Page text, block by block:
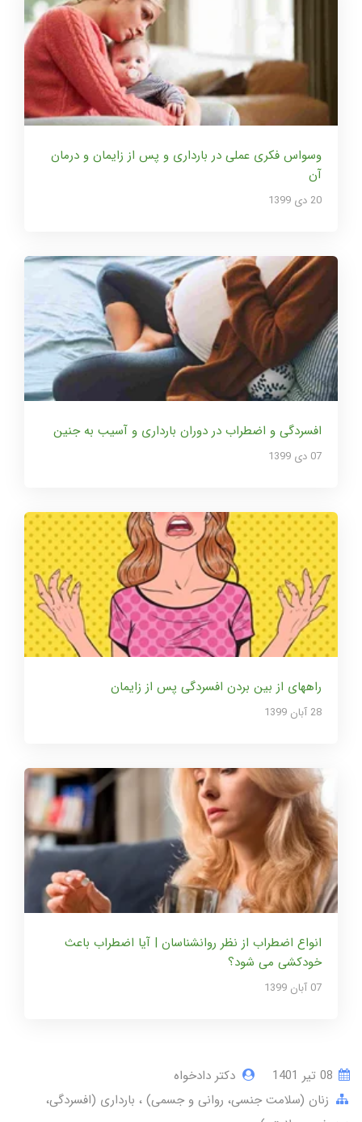
وسواس فکری عملی در بارداری و پس از زایمان و درمان
آن
20 دی 1399
افسردگی و اضطراب در دوران بارداری و آسیب به جنین
07 دی 1399
راههای از بین بردن افسردگی پس از زایمان
28 آبان 1399
انواع اضطراب از نظر روانشناسان | آیا اضطراب باعث
خودکشی می شود؟
07 آبان 1399
دکتر دادخواه
زنان (سلامت جنسی، روانی و جسمی) بارداری (افسردگی،